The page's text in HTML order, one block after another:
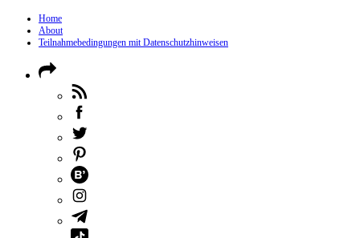
Home
About
Teilnahmebedingungen mit Datenschutzhinweisen